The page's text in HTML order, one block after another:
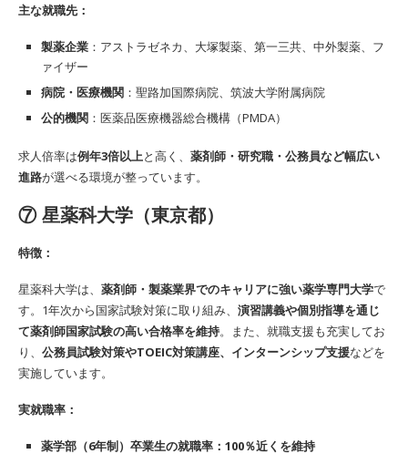
主な就職先：
製薬企業 ：アストラゼネカ、大塚製薬、第一三共、中外製薬、フ
ァイザー
病院・医療機関 ：聖路加国際病院、筑波大学附属病院
公的機関 ：医薬品医療機器総合機構（PMDA）
求人倍率は例年3倍以上と高く、 薬剤師・研究職・公務員など幅広い
進路が選べる環境が整っています。
⑦ 星薬科大学（東京都）
特徴：
星薬科大学は、 薬剤師・製薬業界でのキャリアに強い薬学専門大学で
す。1年次から国家試験対策に取り組み、 演習講義や個別指導を通じ
て薬剤師国家試験の高い合格率を維持。また、就職支援も充実してお
り、 公務員試験対策やTOEIC対策講座、インターンシップ支援などを
実施しています。
実就職率：
薬学部（6年制）卒業生の就職率：100％近くを維持